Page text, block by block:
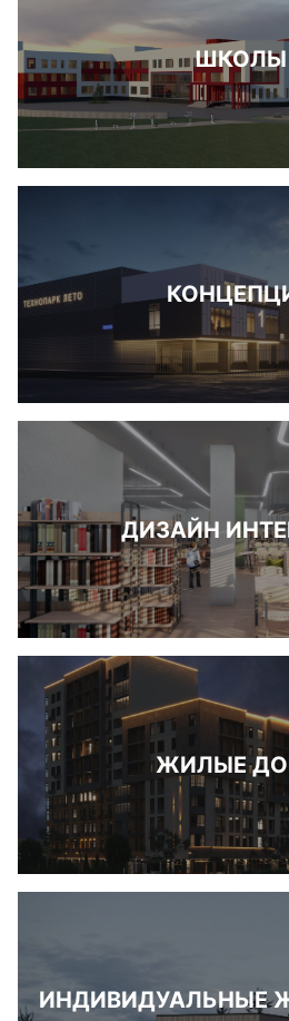
ШКОЛЫ
ДИЗАЙН
ЖИЛЫЕ
ИНДИВИДУАЛЬНЫЕ